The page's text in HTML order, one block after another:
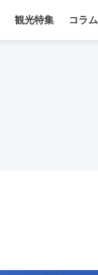
観光特集 コラム